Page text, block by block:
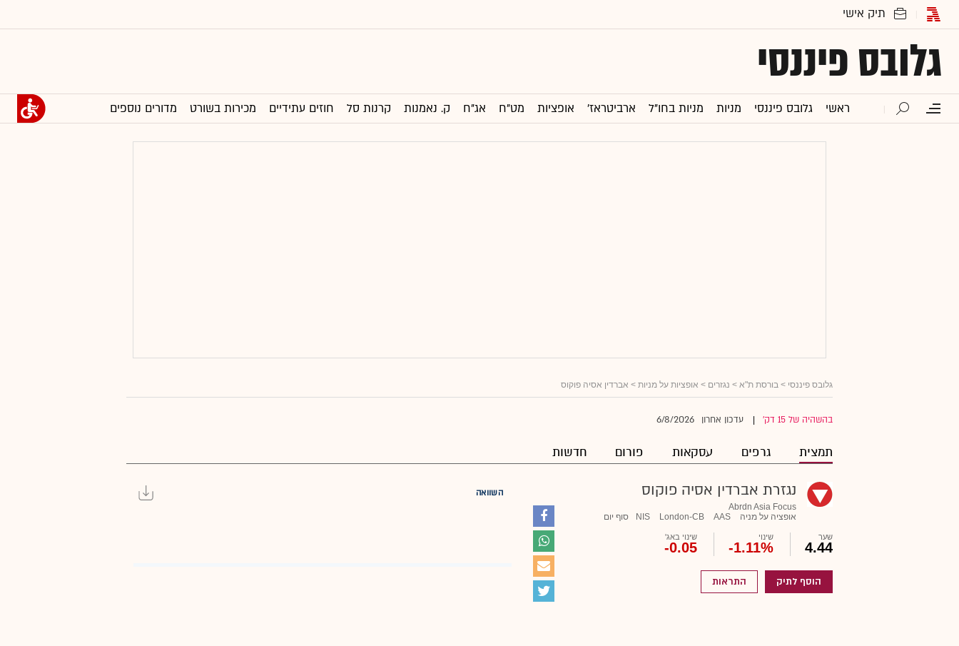
גלובס פיננסי
ראשי גלובס פיננסי מניות מניות בחו"ל ארביטראז' אופציות מט"ח אג"ח ק. נאמנות קרנות סל חוזים עתידיים מכירות בשורט מדורים נוספים
גלובס פיננסי > בורסת ת"א > נגזרים > אופציות על מניות > אברדין אסיה פוקוס
בהשהיה של 15 דק' עדכון אחרון 6/8/2026
תמצית גרפים עסקאות פורום חדשות
נגזרת אברדין אסיה פוקוס
Abrdn Asia Focus
אופציה על מניה
AAS
London-CB
NIS סוף יום
שער
4.44
שינוי
-1.11%
שינוי באג'
-0.05
הוסף לתיק התראות
השוואה